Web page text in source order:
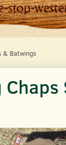
& Batwings